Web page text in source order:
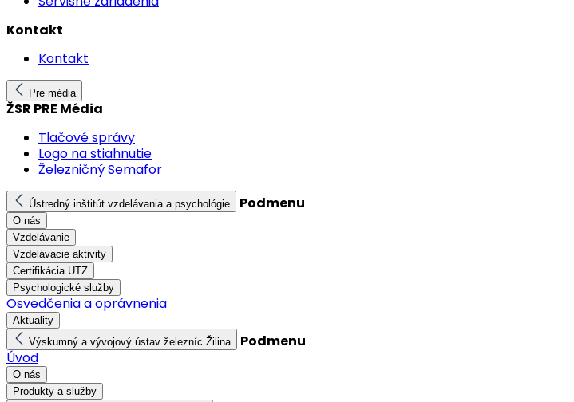
Kontakt
Kontakt
Pre média
ŽSR PRE Média
Tlačové správy
Logo na stiahnutie
Železničný Semafor
Ústredný inštitút vzdelávania a psychológie Podmenu
O nás
Vzdelávanie
Vzdelávacie aktivity
Certifikácia UTZ
Psychologické služby
Osvedčenia a oprávnenia
Aktuality
Výskumný a vývojový ústav železníc Žilina
Podmenu
Úvod
O nás
Produkty a služby